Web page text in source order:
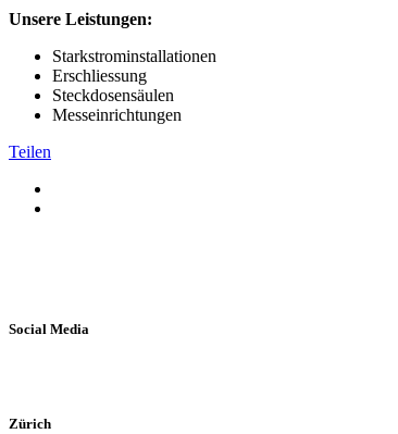
Unsere Leistungen:
Starkstrominstallationen
Erschliessung
Steckdosensäulen
Messeinrichtungen
Teilen
Social Media
Zürich